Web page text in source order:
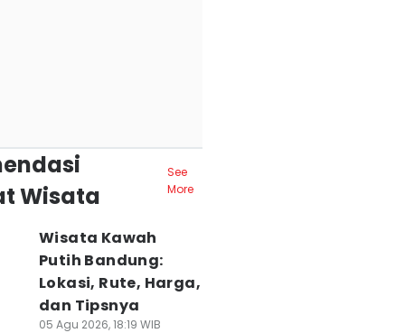
Wisata
See
More
Wisata Kawah
Putih Bandung:
Lokasi, Rute, Harga,
dan Tipsnya
05 Agu 2026, 18:19 WIB